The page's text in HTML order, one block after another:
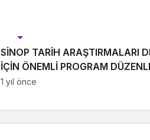
SİNOP TARİH ARAŞTIRMALARI
İÇİN ÖNEMLİ PROGRAM
1 yıl önce